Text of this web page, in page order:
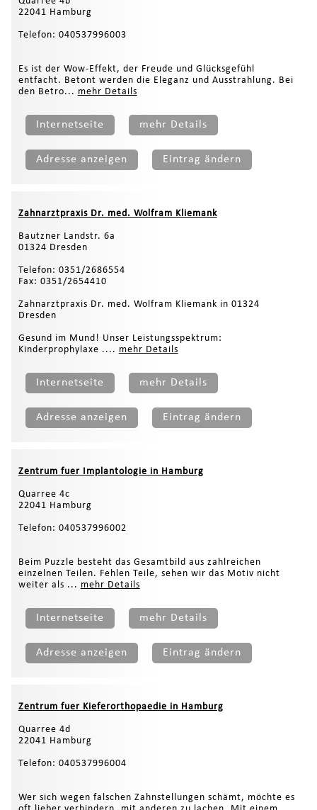
22041 Hamburg
Telefon: 040537996003
Es ist der Wow-Effekt, der Freude und Glücksgefühl
entfacht. Betont werden die Eleganz und Ausstrahlung. Bei
den Betro... mehr Details
Internetseite mehr Details
Adresse anzeigen Eintrag ändern
Zahnarztpraxis Dr. med. Wolfram Kliemank
Bautzner Landstr. 6a
01324 Dresden
Telefon: 0351/2686554
Fax: 0351/2654410
Zahnarztpraxis Dr. med. Wolfram Kliemank in 01324
Dresden
Gesund im Mund! Unser Leistungsspektrum:
Kinderprophylaxe .... mehr Details
Internetseite mehr Details
Adresse anzeigen Eintrag ändern
Zentrum fuer Implantologie in Hamburg
Quarree 4c
22041 Hamburg
Telefon: 040537996002
Beim Puzzle besteht das Gesamtbild aus zahlreichen
einzelnen Teilen. Fehlen Teile, sehen wir das Motiv nicht
weiter als ... mehr Details
Internetseite mehr Details
Adresse anzeigen Eintrag ändern
Zentrum fuer Kieferorthopaedie in Hamburg
Quarree 4d
22041 Hamburg
Telefon: 040537996004
Wer sich wegen falschen Zahnstellungen schämt, möchte es